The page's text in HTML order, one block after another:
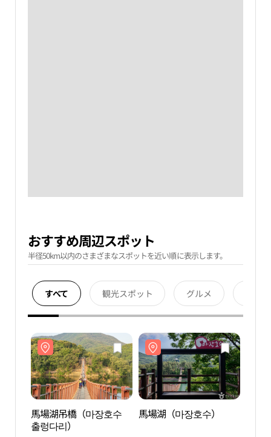
おすすめ周辺スポット
半径50km以内のさまざまなスポットを近い順に表示します。
すべて 観光スポット グルメ
馬場湖吊橋（마장호수
출렁다리）
馬場湖（마장호수）